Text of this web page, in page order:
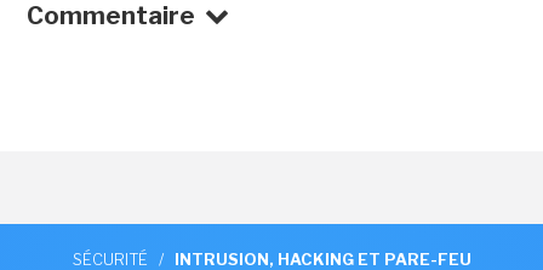
Commentaire
SÉCURITÉ / INTRUSION, HACKING ET PARE-FEU